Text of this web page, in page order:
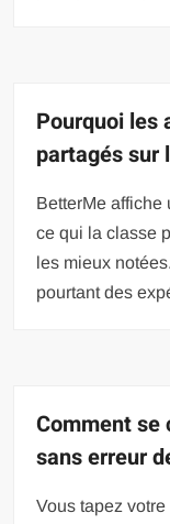
Pourquoi les
partagés sur
BetterMe affiche
ce qui la classe
les mieux
pourtant des
Comment se
sans erreur
Vous tapez